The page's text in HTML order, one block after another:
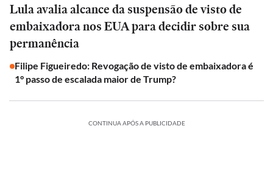
Lula avalia alcance da suspensão de visto de
embaixadora nos EUA para decidir sobre sua
permanência
Filipe Figueiredo: Revogação de visto de embaixadora é
1° passo de escalada maior de Trump?
CONTINUA APÓS A PUBLICIDADE